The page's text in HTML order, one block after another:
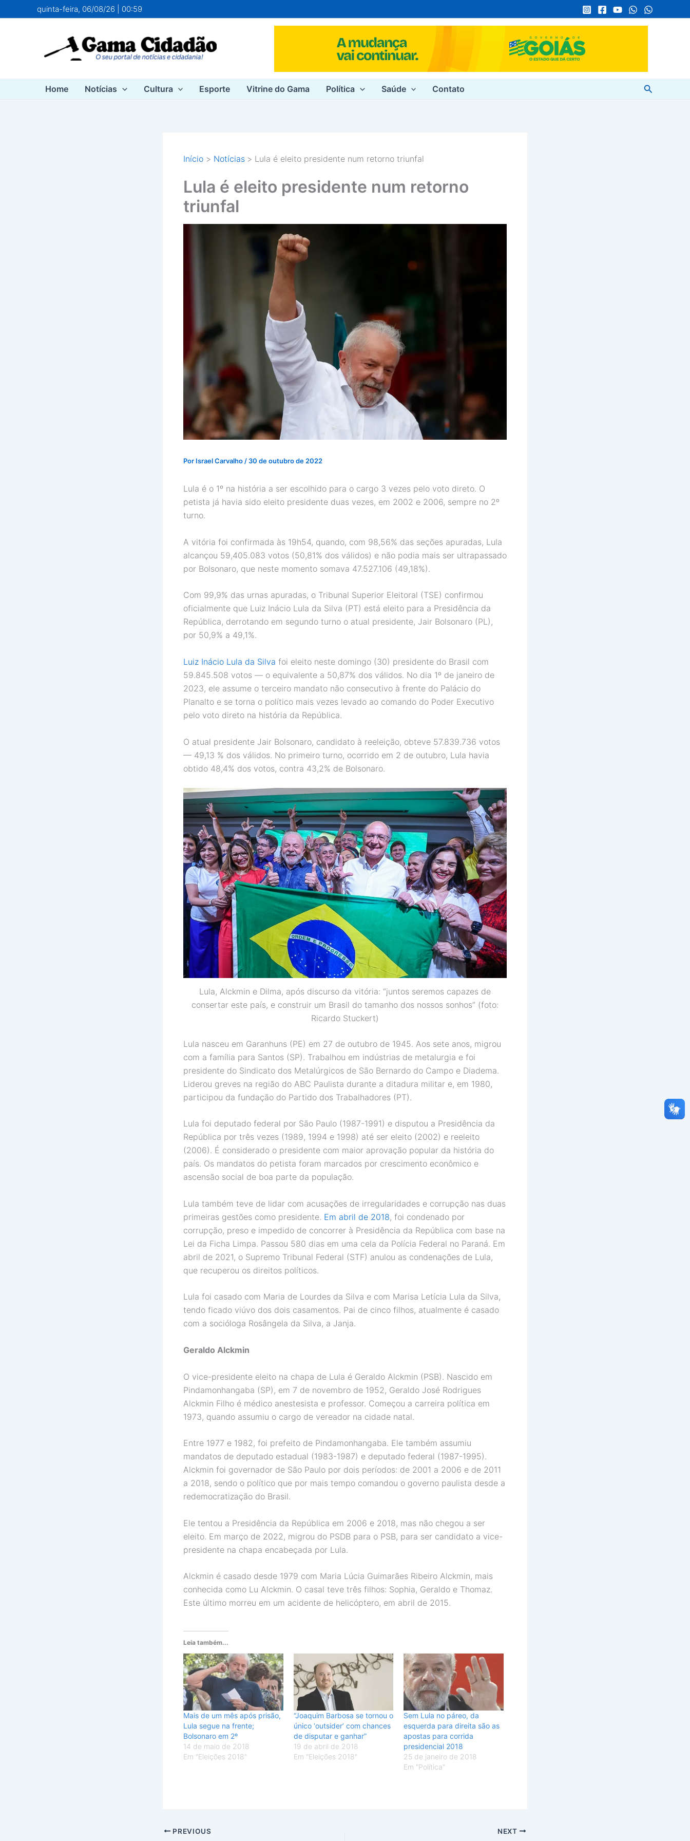
para
quinta-feira, 06/08/26 | 00:59
Home Notícias Cultura Esporte Vitrine do Gama Política Saúde Contato Pesquisar
Início Notícias Lula é eleito presidente num retorno triunfal
Lula é eleito presidente num retorno
triunfal
Por Israel Carvalho/ 30 de outubro de 2022
Lula é o 1º na história a ser escolhido para o cargo 3 vezes pelo voto direto. O
petista já havia sido eleito presidente duas vezes, em 2002 e 2006, sempre no 2º
turno.
A vitória foi confirmada às 19h54, quando, com 98,56% das seções apuradas, Lula
alcançou 59,405.083 votos (50,81% dos válidos) e não podia mais ser ultrapassado
por Bolsonaro, que neste momento somava 47.527.106 (49,18%).
Com 99,9% das urnas apuradas, o Tribunal Superior Eleitoral (TSE) confirmou
oficialmente que Luiz Inácio Lula da Silva (PT) está eleito para a Presidência da
República, derrotando em segundo turno o atual presidente, Jair Bolsonaro (PL),
por 50,9% a 49,1%.
Luiz Inácio Lula da Silva foi eleito neste domingo (30) presidente do Brasil com
59.845.508 votos — o equivalente a 50,87% dos válidos. No dia 1º de janeiro de
2023, ele assume o terceiro mandato não consecutivo à frente do Palácio do
Planalto e se torna o político mais vezes levado ao comando do Poder Executivo
pelo voto direto na história da República.
O atual presidente Jair Bolsonaro, candidato à reeleição, obteve 57.839.736 votos
— 49,13 % dos válidos. No primeiro turno, ocorrido em 2 de outubro, Lula havia
obtido 48,4% dos votos, contra 43,2% de Bolsonaro.
Lula, Alckmin e Dilma, após discurso da vitória: “juntos seremos capazes de
consertar este país, e construir um Brasil do tamanho dos nossos sonhos” (foto:
Ricardo Stuckert)
Lula nasceu em Garanhuns (PE) em 27 de outubro de 1945. Aos sete anos, migrou
com a família para Santos (SP). Trabalhou em indústrias de metalurgia e foi
presidente do Sindicato dos Metalúrgicos de São Bernardo do Campo e Diadema.
Liderou greves na região do ABC Paulista durante a ditadura militar e, em 1980,
participou da fundação do Partido dos Trabalhadores (PT).
Lula foi deputado federal por São Paulo (1987-1991) e disputou a Presidência da
República por três vezes (1989, 1994 e 1998) até ser eleito (2002) e reeleito
(2006). É considerado o presidente com maior aprovação popular da história do
país. Os mandatos do petista foram marcados por crescimento econômico e
ascensão social de boa parte da população.
Lula também teve de lidar com acusações de irregularidades e corrupção nas duas
primeiras gestões como presidente. Em abril de 2018, foi condenado por
corrupção, preso e impedido de concorrer à Presidência da República com base na
Lei da Ficha Limpa. Passou 580 dias em uma cela da Polícia Federal no Paraná. Em
abril de 2021, o Supremo Tribunal Federal (STF) anulou as condenações de Lula,
que recuperou os direitos políticos.
Lula foi casado com Maria de Lourdes da Silva e com Marisa Letícia Lula da Silva,
tendo ficado viúvo dos dois casamentos. Pai de cinco filhos, atualmente é casado
com a socióloga Rosângela da Silva, a Janja.
Geraldo Alckmin
O vice-presidente eleito na chapa de Lula é Geraldo Alckmin (PSB). Nascido em
Pindamonhangaba (SP), em 7 de novembro de 1952, Geraldo José Rodrigues
Alckmin Filho é médico anestesista e professor. Começou a carreira política em
1973, quando assumiu o cargo de vereador na cidade natal.
Entre 1977 e 1982, foi prefeito de Pindamonhangaba. Ele também assumiu
mandatos de deputado estadual (1983-1987) e deputado federal (1987-1995).
Alckmin foi governador de São Paulo por dois períodos: de 2001 a 2006 e de 2011
a 2018, sendo o político que por mais tempo comandou o governo paulista desde a
redemocratização do Brasil.
Ele tentou a Presidência da República em 2006 e 2018, mas não chegou a ser
eleito. Em março de 2022, migrou do PSDB para o PSB, para ser candidato a vice-
presidente na chapa encabeçada por Lula.
Alckmin é casado desde 1979 com Maria Lúcia Guimarães Ribeiro Alckmin, mais
conhecida como Lu Alckmin. O casal teve três filhos: Sophia, Geraldo e Thomaz.
Este último morreu em um acidente de helicóptero, em abril de 2015.
Leia também...
Mais de um mês após prisão,
Lula segue na frente;
Bolsonaro em 2º
14 de maio de 2018
Em "Eleições 2018"
“Joaquim Barbosa se tornou o
único ‘outsider’ com chances
de disputar e ganhar”
19 de abril de 2018
Em "Eleições 2018"
Sem Lula no páreo, da
esquerda para direita são as
apostas para corrida
presidencial 2018
25 de janeiro de 2018
Em "Política"
PREVIOUS NEXT